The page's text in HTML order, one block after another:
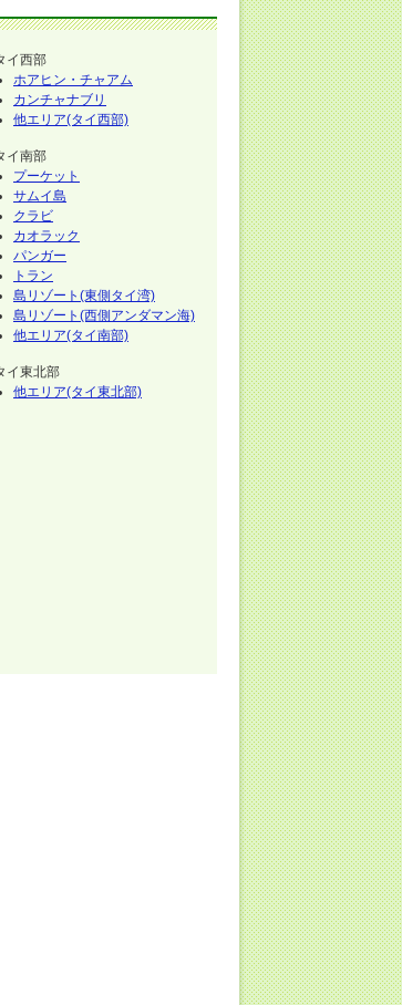
イ西部
ホアヒン・チャアム
カンチャナブリ
他エリア(タイ西部)
イ南部
プーケット
サムイ島
クラビ
カオラック
パンガー
トラン
島リゾート(東側タイ湾)
島リゾート(西側アンダマン海)
他エリア(タイ南部)
イ東北部
他エリア(タイ東北部)